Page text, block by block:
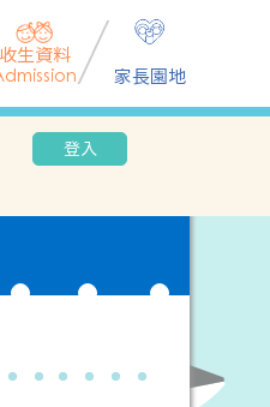
收生資料
家長園地
登入